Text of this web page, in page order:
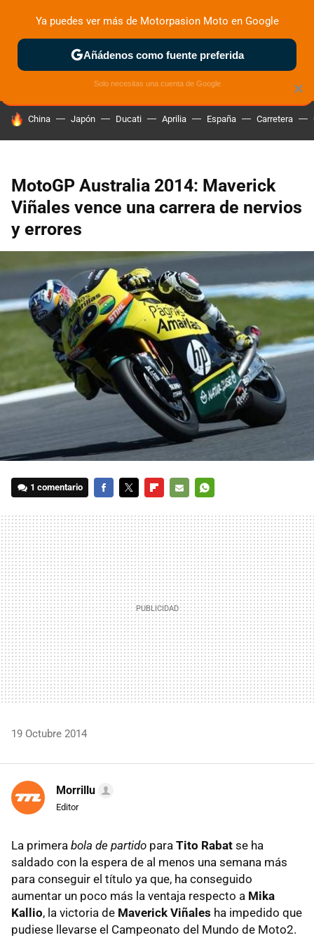
ZONA DE PRUEBAS DEPORTIVAS MOTOS ELÉCTRICAS
HOY SE HABLA DE
China Japón Ducati Aprilia España Carretera
MotoGP Australia 2014: Maverick
Viñales vence una carrera de nervios
y errores
1 comentario
MAIL
19 Octubre 2014
Morrillu
Editor
La primera bola de partido para Tito Rabat se ha
saldado con la espera de al menos una semana más
para conseguir el título ya que, ha conseguido
aumentar un poco más la ventaja respecto a Mika
Kallio, la victoria de Maverick Viñales ha impedido que
pudiese llevarse el Campeonato del Mundo de Moto2.
×
Ya puedes ver más de Motorpasion Moto en Google
Añádenos como fuente preferida
Solo necesitas una cuenta de Google